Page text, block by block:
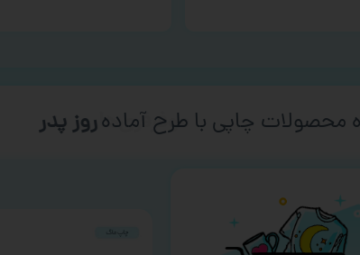
محصولات چاپی با طرح آمادهروز پدر